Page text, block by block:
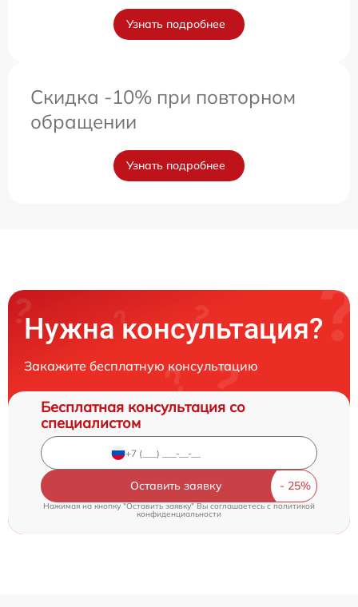
Узнать подробнее
Скидка -10% при повторном
обращении
Узнать подробнее
Нужна консультация?
Закажите бесплатную консультацию
Бесплатная консультация со
специалистом
Оставить заявку
Нажимая на кнопку "Оставить заявку" Вы соглашаетесь c политикой
конфиденциальности